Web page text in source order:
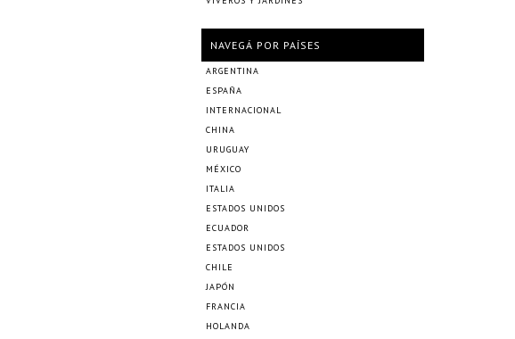
NAVEGÁ POR PAÍSES
ARGENTINA
ESPAÑA
INTERNACIONAL
CHINA
URUGUAY
MÉXICO
ITALIA
ESTADOS UNIDOS
ECUADOR
ESTADOS UNIDOS
CHILE
JAPÓN
FRANCIA
HOLANDA